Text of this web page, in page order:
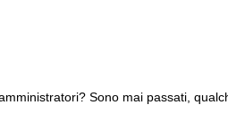
Sono mai passati,